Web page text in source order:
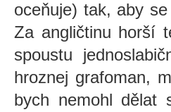
oceňuje) tak, aby
Za angličtinu horší
spoustu
hroznej grafoman,
bych nemohl dělat